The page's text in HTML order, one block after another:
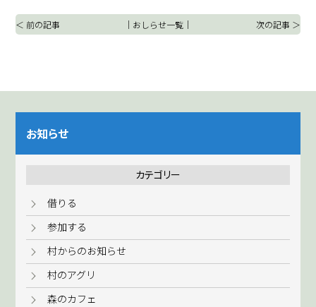
＜ 前の記事 ｜ おしらせ一覧｜ 次の記事 ＞
お知らせ
カテゴリー
借りる
参加する
村からのお知らせ
村のアグリ
森のカフェ